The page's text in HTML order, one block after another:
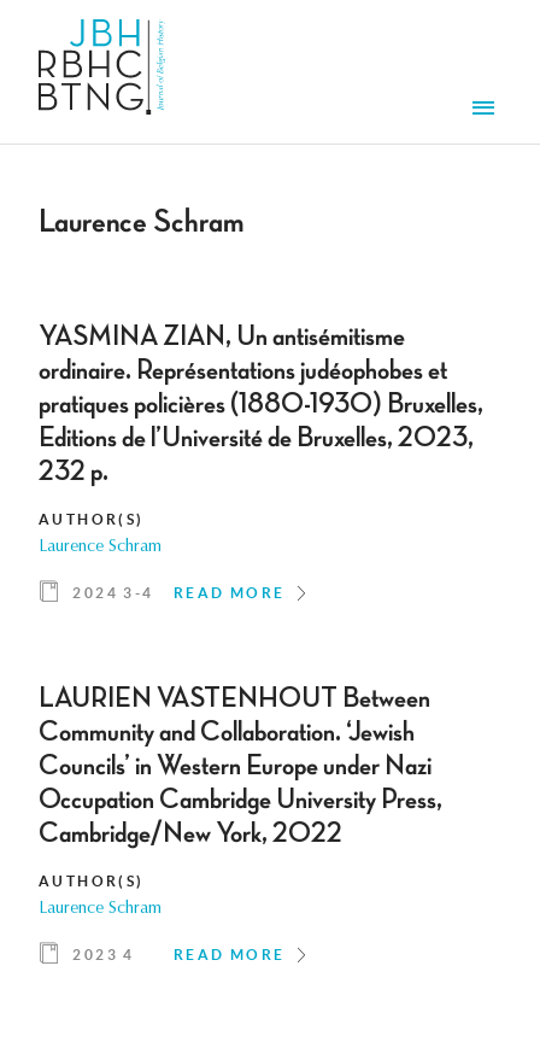
Laurence Schram
YASMINA ZIAN, Un antisémitisme
ordinaire. Représentations judéophobes et
pratiques policières (1880-1930) Bruxelles,
Editions de l’Université de Bruxelles, 2023,
232 p.
AUTHOR(S)
Laurence Schram
2024 3-4 READ MORE
LAURIEN VASTENHOUT Between
Community and Collaboration. ‘Jewish
Councils’ in Western Europe under Nazi
Occupation Cambridge University Press,
Cambridge/New York, 2022
AUTHOR(S)
Laurence Schram
2023 4 READ MORE